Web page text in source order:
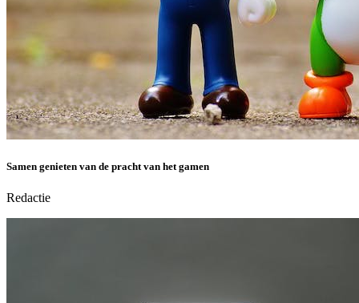
Samen genieten van de pracht van het gamen
Redactie